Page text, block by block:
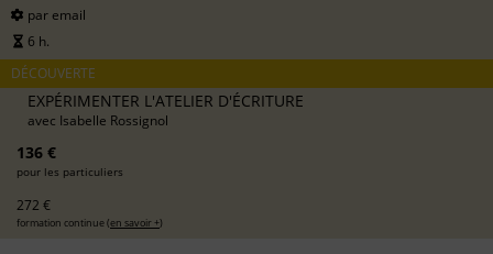
par email
6 h.
DÉCOUVERTE
EXPÉRIMENTER L'ATELIER D'ÉCRITURE
avec Isabelle Rossignol
136 €
pour les particuliers
272 €
formation continue (en savoir +)